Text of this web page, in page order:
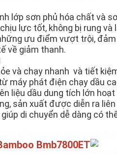
lớp sơn phủ hóa chất và
lực tốt, không bị rung và
ưu điểm vượt trội,
về giảm thanh.
và chạy nhanh và tiết
máy phát điện chạy dầu
liệu dầu dung tích lớn
sản xuất được diễn ra liên
di chuyển dễ dàng có
Bmb7800ET